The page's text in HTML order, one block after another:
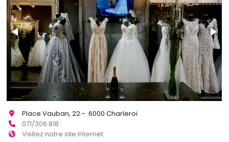
Place Vauban, 22 - 6000 Charleroi
071/306.818
Visitez notre site Internet